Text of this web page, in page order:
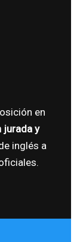
en
jurada y
inglés a